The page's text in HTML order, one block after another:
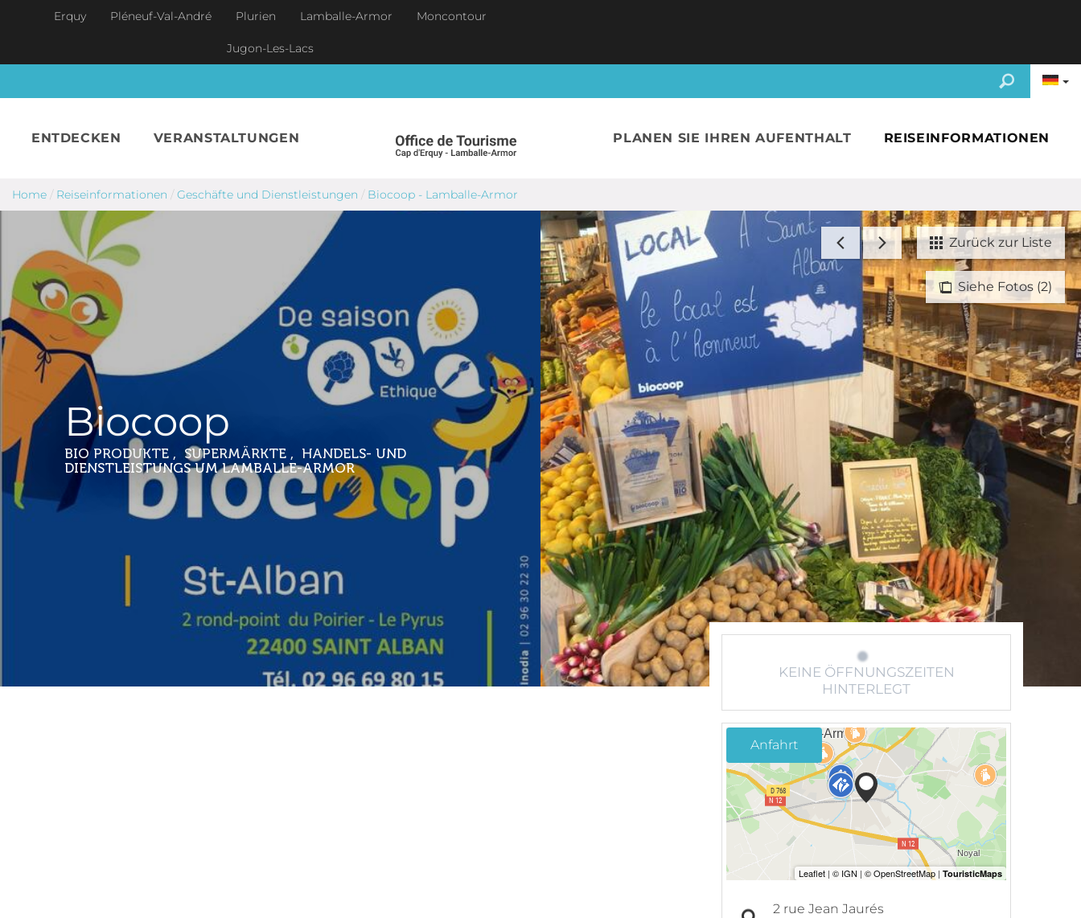
Skip to main content
Erquy Pléneuf-Val-André Plurien Lamballe-Armor Moncontour
Jugon-Les-Lacs
ENTDECKEN VERANSTALTUNGEN PLANEN SIE IHREN AUFENTHALT REISEINFORMATIONEN
Home / Reiseinformationen / Geschäfte und Dienstleistungen / Biocoop - Lamballe-Armor
Siehe Fotos (2)
Zurück zur Liste
Biocoop
BIO PRODUKTE , SUPERMÄRKTE , HANDELS- UND
DIENSTLEISTUNGSUM LAMBALLE-ARMOR
KEINE ÖFFNUNGSZEITEN
HINTERLEGT
Anfahrt
2 rue Jean Jaurés